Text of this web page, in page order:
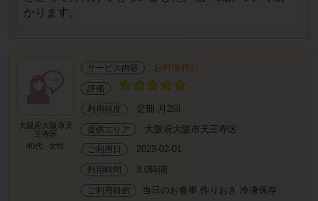
かります。
大阪府大阪市天
王寺区
40代
女性
サービス内容 お料理代行
評価
利用頻度 定期 月2回
提供エリア 大阪府大阪市天王寺区
ご利用日 2023-02-01
利用時間 3.0時間
ご利用目的
当日のお食事 作りおき 冷凍保存